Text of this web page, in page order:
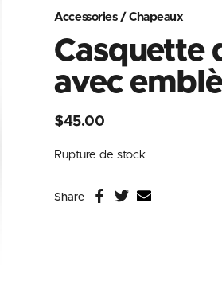
Accessories/Chapeaux
Casquette
avec
$45.00
Rupture de stock
Share